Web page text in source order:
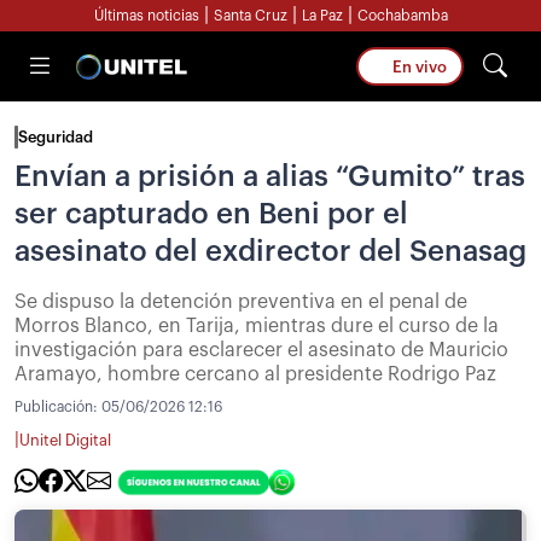
Últimas noticias Santa Cruz La Paz Cochabamba
En vivo
Seguridad
Envían a prisión a alias “Gumito” tras
ser capturado en Beni por el
asesinato del exdirector del Senasag
Se dispuso la detención preventiva en el penal de
Morros Blanco, en Tarija, mientras dure el curso de la
investigación para esclarecer el asesinato de Mauricio
Aramayo, hombre cercano al presidente Rodrigo Paz
Publicación: 05/06/2026 12:16
Unitel Digital